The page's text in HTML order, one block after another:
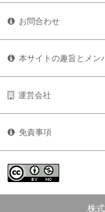
お問合わせ
本サイトの趣旨とメン
運営会社
免責事項
株